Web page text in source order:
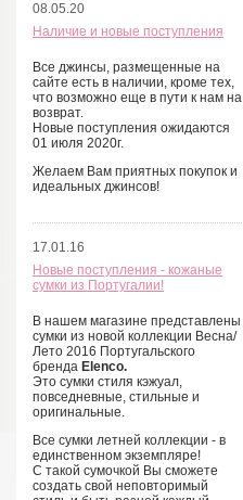
08.05.20
Наличие и новые поступления
Все джинсы, размещенные на
сайте есть в наличии, кроме тех,
что возможно еще в пути к нам на
возврат.
Новые поступления ожидаются
01 июля 2020г.
Желаем Вам приятных покупок и
идеальных джинсов!
17.01.16
Новые поступления - кожаные
сумки из Португалии!
В нашем магазине представлены
сумки из новой коллекции Весна/
Лето 2016 Португальского
бренда Elenco.
Это сумки стиля кэжуал,
повседневные, стильные и
оригинальные.
Все сумки летней коллекции - в
единственном экземпляре!
С такой сумочкой Вы сможете
создать свой неповторимый